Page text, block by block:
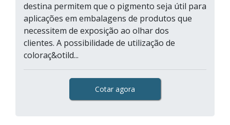
destina permitem que o pigmento seja útil para
aplicações em embalagens de produtos que
necessitem de exposição ao olhar dos
clientes. A possibilidade de utilização de
coloraç&otild...
Cotar agora